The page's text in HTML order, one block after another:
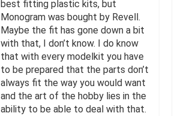
best fitting plastic kits, but
Monogram was bought by Revell.
Maybe the fit has gone down a bit
with that, I don’t know. I do know
that with every modelkit you have
to be prepared that the parts don’t
always fit the way you would want
and the art of the hobby lies in the
ability to be able to deal with that.